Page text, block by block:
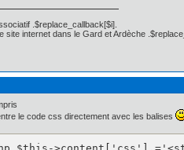
#4162a8;
.$replace_callback[$i].
site internet dans le Gard et Ardèche
le code css directement avec les balises